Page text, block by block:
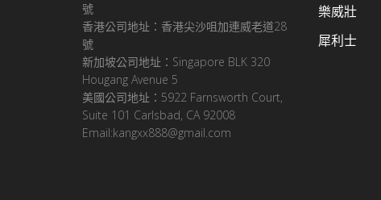
號
香港公司地址：香港尖沙咀加連威老道28
號
新加坡公司地址：Singapore BLK 320
Hougang Avenue 5
美國公司地址：5922 Farnsworth Court,
Suite 101 Carlsbad, CA 92008
Email:kangxx888@gmail.com
樂威壯
犀利士